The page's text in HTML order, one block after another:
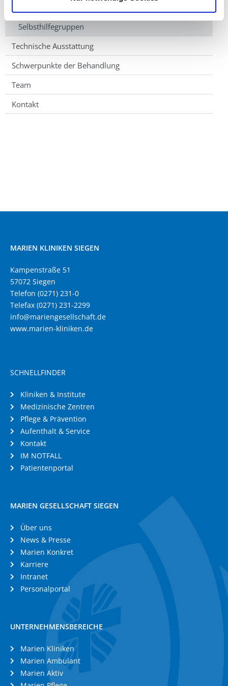
Selbsthilfegruppen
Technische Ausstattung
Schwerpunkte der Behandlung
Team
Kontakt
MARIEN KLINIKEN SIEGEN
Kampenstraße 51
57072 Siegen
Telefon (0271) 231-0
Telefax (0271) 231-2299
info@mariengesellschaft.de
www.marien-kliniken.de
SCHNELLFINDER
Kliniken & Institute
Medizinische Zentren
Pflege & Prävention
Aufenthalt & Service
Kontakt
IM NOTFALL
Patientenportal
MARIEN GESELLSCHAFT SIEGEN
Über uns
News & Presse
Marien Konkret
Karriere
Intranet
Personalportal
UNTERNEHMENSBEREICHE
Marien Kliniken
Marien Ambulant
Marien Aktiv